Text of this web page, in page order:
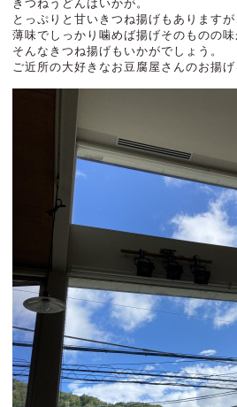
きつねうどんはいかが。
とっぷりと甘いきつね揚げもありますが
薄味でしっかり噛めば揚げそのものの味
そんなきつね揚げもいかがでしょう。
ご近所の大好きなお豆腐屋さんのお揚げ